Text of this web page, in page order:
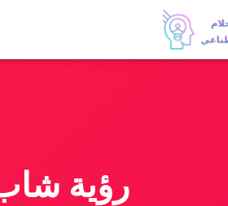
رؤية